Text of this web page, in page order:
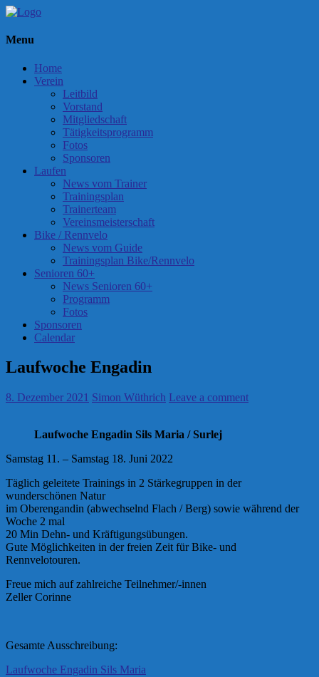
Menu
Home
Verein
Leitbild
Vorstand
Mitgliedschaft
Tätigkeitsprogramm
Fotos
Sponsoren
Laufen
News vom Trainer
Trainingsplan
Trainerteam
Vereinsmeisterschaft
Bike / Rennvelo
News vom Guide
Trainingsplan Bike/Rennvelo
Senioren 60+
News Senioren 60+
Programm
Fotos
Sponsoren
Calendar
Laufwoche Engadin
8. Dezember 2021 Simon Wüthrich Leave a comment
Laufwoche Engadin Sils Maria / Surlej
Samstag 11. – Samstag 18. Juni 2022
Täglich geleitete Trainings in 2 Stärkegruppen in der
wunderschönen Natur
im Oberengandin (abwechselnd Flach / Berg) sowie während der
Woche 2 mal
20 Min Dehn- und Kräftigungsübungen.
Gute Möglichkeiten in der freien Zeit für Bike- und
Rennvelotouren.
Freue mich auf zahlreiche Teilnehmer/-innen
Zeller Corinne
Gesamte Ausschreibung:
Laufwoche Engadin Sils Maria